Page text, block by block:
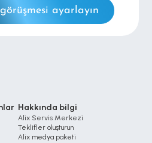
ayarlayın
Hakkında bilgi
Alix Servis Merkezi
Teklifler oluşturun
Alix medya paketi